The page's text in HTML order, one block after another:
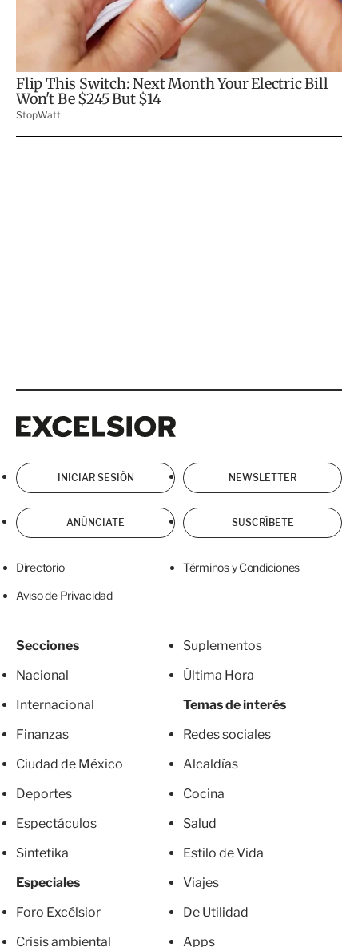
INICIAR SESIÓN NEWSLETTER
ANÚNCIATE SUSCRÍBETE
Directorio Términos y Condiciones
Aviso de Privacidad
Secciones
Nacional
Internacional
Finanzas
Ciudad de México
Deportes
Espectáculos
Sintetika
Especiales
Foro Excélsior
Crisis ambiental
Suplementos
Última Hora
Temas de interés
Redes sociales
Alcaldías
Cocina
Salud
Estilo de Vida
Viajes
De Utilidad
Apps